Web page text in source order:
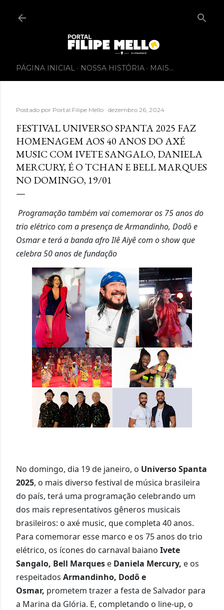
PÁGINA INICIAL NOSSA HISTÓRIA MAIS…
Postado por Portal Filipe Mello dezembro 26, 2024
FESTIVAL UNIVERSO SPANTA 2025 FAZ
HOMENAGEM AOS 40 ANOS DO AXÉ
MUSIC COM IVETE SANGALO, DANIELA
MERCURY, É O TCHAN E BELL MARQUES
NO DOMINGO, 19/01
Programação também vai comemorar os 75 anos do
trio elétrico com a presença de Armandinho, Dodô e
Osmar e terá a banda afro Ilê Aiyê com o show que
celebra 50 anos de fundação
No domingo, dia 19 de janeiro, o Universo Spanta
2025, o mais diverso festival de música brasileira
do país, terá uma programação celebrando um
dos mais representativos gêneros musicais
brasileiros: o axé music, que completa 40 anos.
Para comemorar esse marco e os 75 anos do trio
elétrico, os ícones do carnaval baiano Ivete
Sangalo, Bell Marques e Daniela Mercury, e os
respeitados Armandinho, Dodô e
Osmar, prometem trazer a festa de Salvador para
a Marina da Glória. E, completando o line-up, o